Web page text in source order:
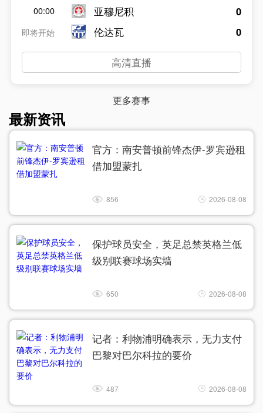
00:00
即将开始
亚穆尼积
伦达瓦
0
0
高清直播
更多赛事
最新资讯
官方：南安普顿前锋杰伊-罗宾逊租
借加盟蒙扎
856 2026-08-08
保护球员安全，英足总禁英格兰低
级别联赛球场实墙
650 2026-08-08
记者：利物浦明确表示，无力支付
巴黎对巴尔科拉的要价
487 2026-08-08